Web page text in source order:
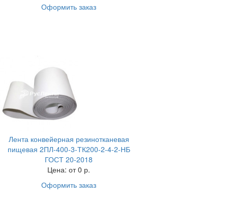
Оформить заказ
Лента конвейерная резинотканевая
пищевая 2ПЛ-400-3-ТК200-2-4-2-НБ
ГОСТ 20-2018
Цена: от 0 р.
Оформить заказ